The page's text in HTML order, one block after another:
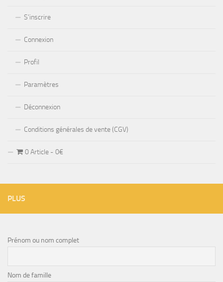
S’inscrire
Connexion
Profil
Paramètres
Déconnexion
Conditions générales de vente (CGV)
0 Article 0€
PLUS
Prénom ou nom complet
Nom de famille